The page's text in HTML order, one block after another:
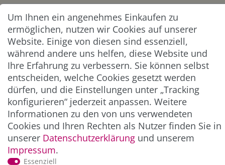
Abonnieren
** Hierbei handelt es sich um ein Pflichtfeld.
ZAHLUNG & VERSAND
Um Ihnen ein angenehmes Einkaufen zu
ermöglichen, nutzen wir Cookies auf unserer
Website. Einige von diesen sind essenziell,
während andere uns helfen, diese Website und
Ihre Erfahrung zu verbessern. Sie können selbst
entscheiden, welche Cookies gesetzt werden
dürfen, und die Einstellungen unter „Tracking
konfigurieren“ jederzeit anpassen. Weitere
Informationen zu den von uns verwendeten
Cookies und Ihren Rechten als Nutzer finden Sie in
unserer Daten­schutz­erklärung und unserem
Impressum.
Essenziell